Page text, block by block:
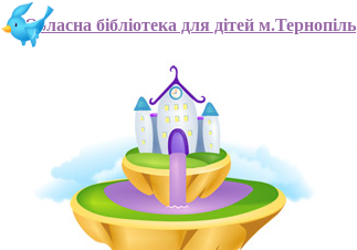
Обласна бібліотека для дітей м.Тернопіль